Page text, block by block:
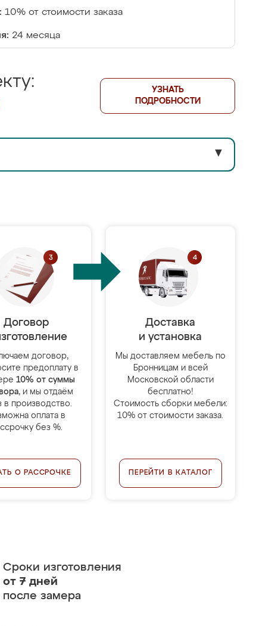
10% от стоимости заказа
24 месяца
УЗНАТЬ
ПОДРОБНОСТИ
▼
Договор
договор,
предоплату в
10% от суммы
, и мы отдаём
в производство.
оплата в
без %.
О РАССРОЧКЕ
Доставка
и установка
Мы доставляем мебель по
Бронницам и всей
Московской области
бесплатно!
Стоимость сборки мебели:
10% от стоимости заказа.
ПЕРЕЙТИ В КАТАЛОГ
Сроки изготовления
от 7 дней
после замера